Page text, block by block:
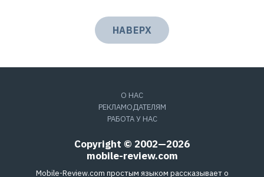
НАВЕРХ
О НАС
РЕКЛАМОДАТЕЛЯМ
РАБОТА У НАС
Copyright © 2002—2026
mobile-review.com
Mobile-Review.com простым языком рассказывает о